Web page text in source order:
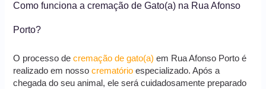
Como funciona a cremação de Gato(a) na Rua Afonso
Porto?
O processo decremação de gato(a) em Rua Afonso Porto é
realizado em nossocrematório especializado. Após a
chegada do seu animal, ele será cuidadosamente preparado